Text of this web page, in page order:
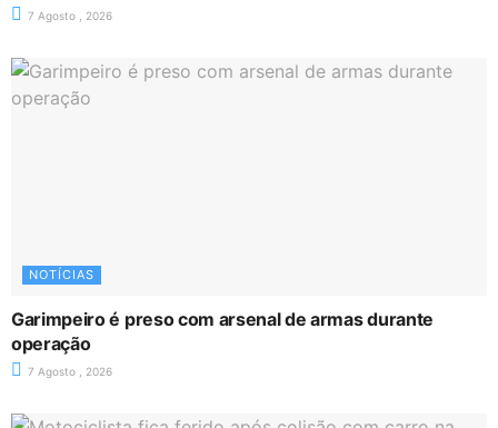
7 Agosto , 2026
NOTÍCIAS
Garimpeiro é preso com arsenal de armas durante
operação
7 Agosto , 2026